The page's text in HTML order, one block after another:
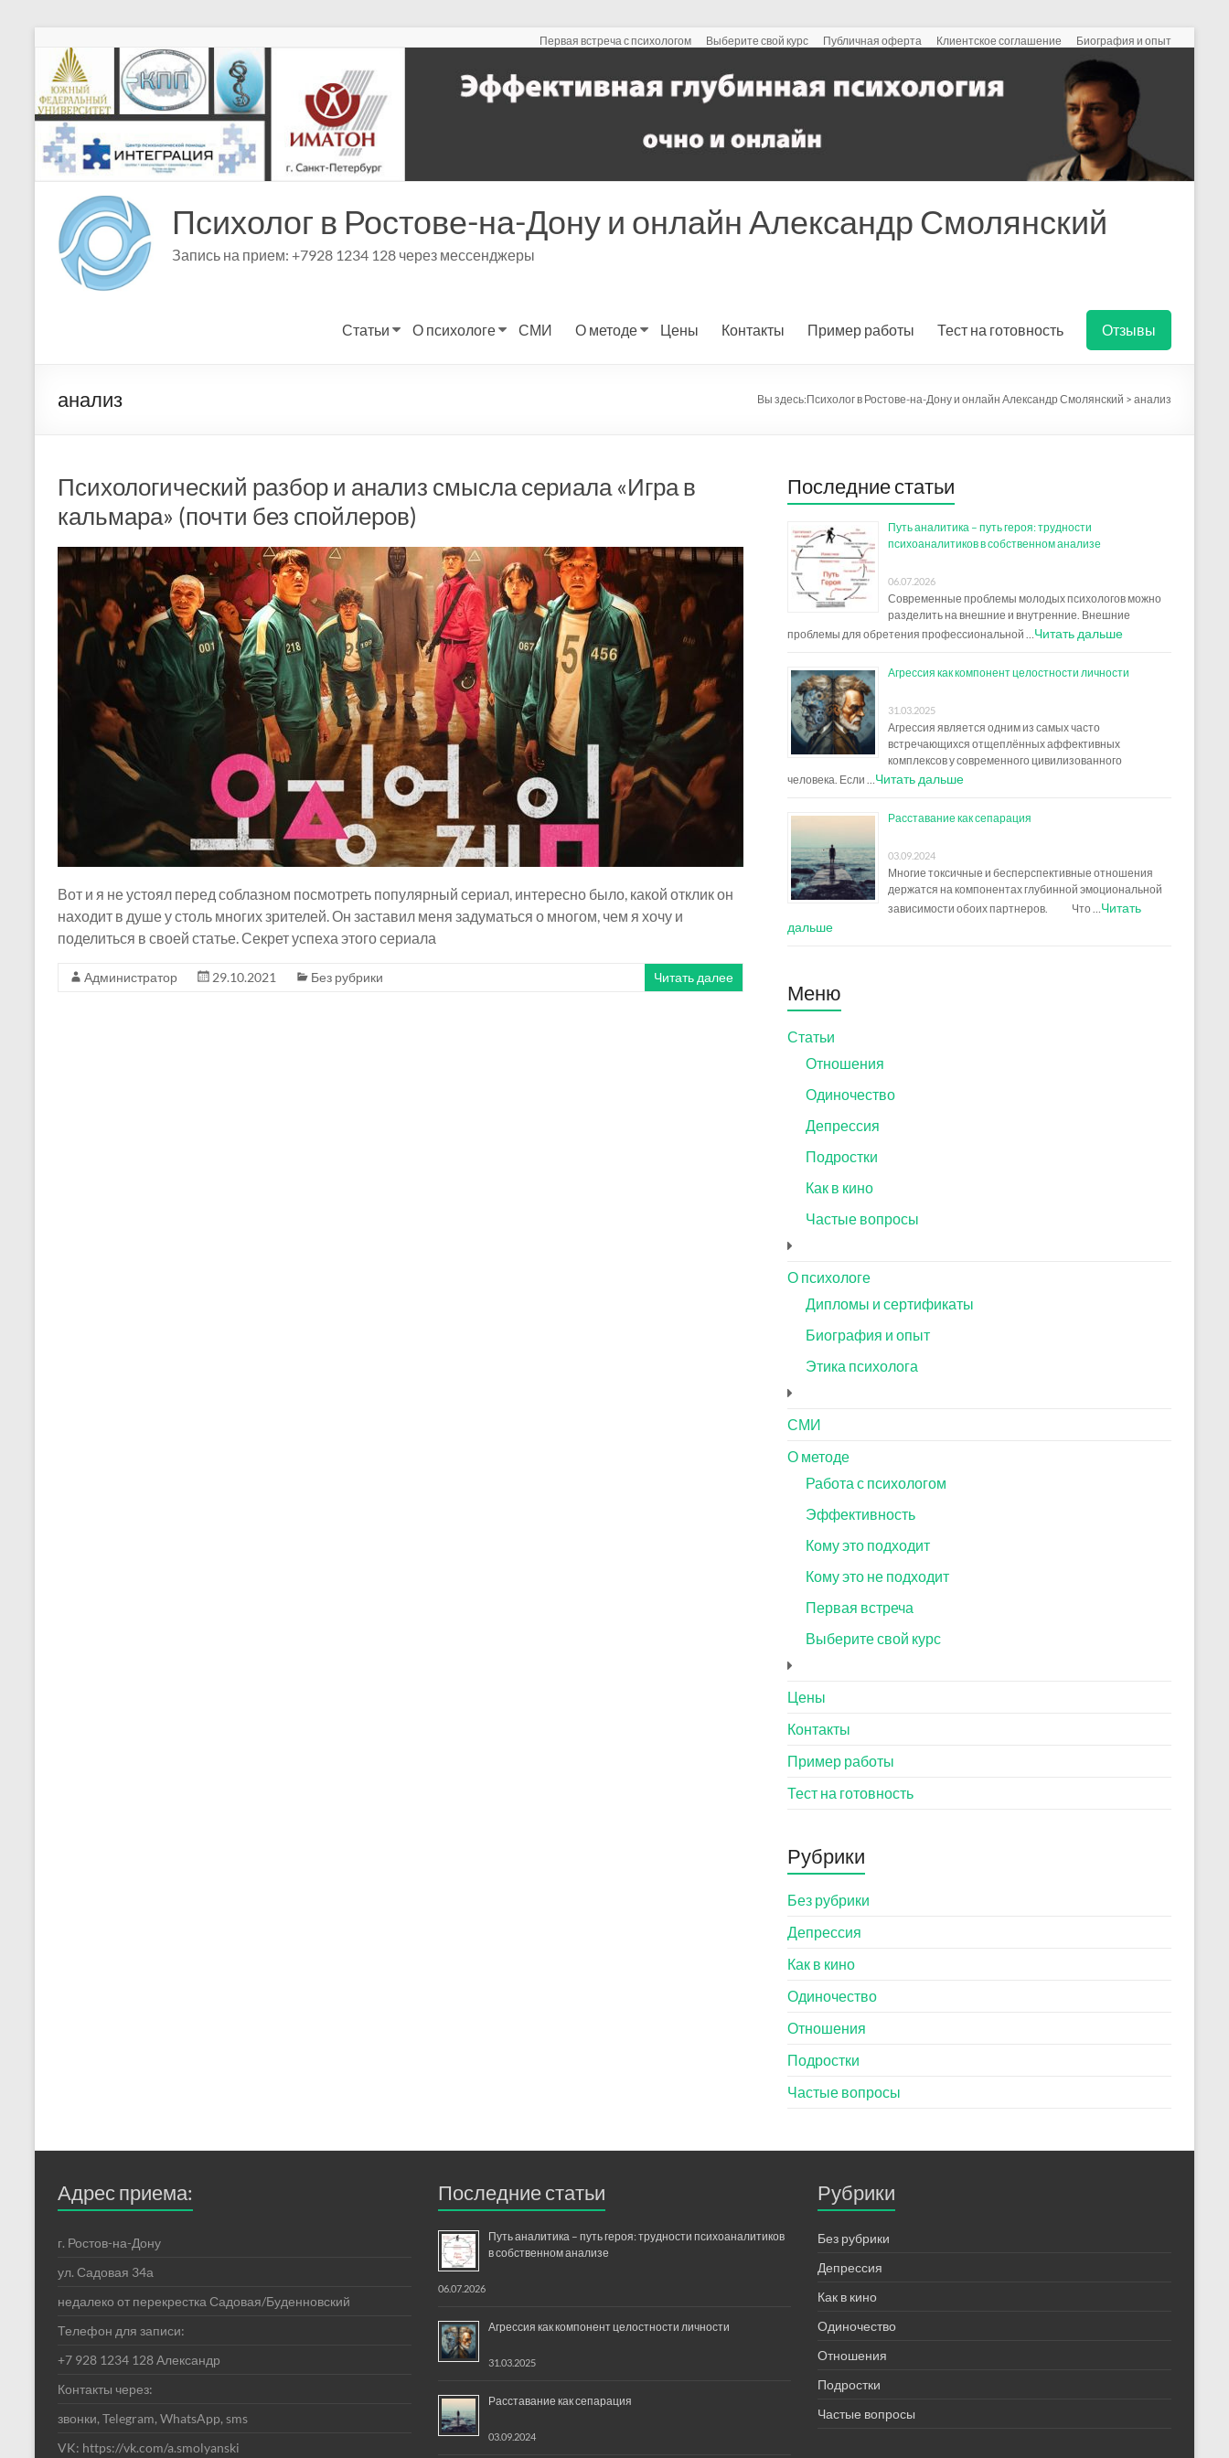
содержимому
Первая встреча с психологом Выберите свой курс Публичная оферта Клиентское соглашение Биография и опыт
Психолог в Ростове-на-Дону и онлайн Александр Смолянский
Запись на прием: +7928 1234 128 через мессенджеры
Статьи О психологе СМИ О методе Цены Контакты Пример работы Тест на готовность Отзывы
анализ Вы здесь:Психолог в Ростове-на-Дону и онлайн Александр Смолянский > анализ
Психологический разбор и анализ смысла сериала «Игра в
кальмара» (почти без спойлеров)
Вот и я не устоял перед соблазном посмотреть популярный сериал, интересно было, какой отклик он
находит в душе у столь многих зрителей. Он заставил меня задуматься о многом, чем я хочу и
поделиться в своей статье. Секрет успеха этого сериала
Администратор 29.10.2021 Без рубрики Читать далее
Последние статьи
Путь аналитика – путь героя: трудности
психоаналитиков в собственном анализе
06.07.2026
Современные проблемы молодых психологов можно
разделить на внешние и внутренние. Внешние
проблемы для обретения профессиональной …Читать дальше
Агрессия как компонент целостности личности
31.03.2025
Агрессия является одним из самых часто
встречающихся отщеплённых аффективных
комплексов у современного цивилизованного
человека. Если …Читать дальше
Расставание как сепарация
03.09.2024
Многие токсичные и бесперспективные отношения
держатся на компонентах глубинной эмоциональной
зависимости обоих партнеров. Что …Читать
дальше
Меню
Статьи
Отношения
Одиночество
Депрессия
Подростки
Как в кино
Частые вопросы
О психологе
Дипломы и сертификаты
Биография и опыт
Этика психолога
СМИ
О методе
Работа с психологом
Эффективность
Кому это подходит
Кому это не подходит
Первая встреча
Выберите свой курс
Цены
Контакты
Пример работы
Тест на готовность
Рубрики
Без рубрики
Депрессия
Как в кино
Одиночество
Отношения
Подростки
Частые вопросы
Адрес приема:
г. Ростов-на-Дону
ул. Садовая 34а
недалеко от перекрестка Садовая/Буденновский
Телефон для записи:
+7 928 1234 128 Александр
Контакты через:
звонки, Telegram, WhatsApp, sms
VK: https://vk.com/a.smolyanski
Последние статьи
Путь аналитика – путь героя: трудности психоаналитиков
в собственном анализе
06.07.2026
Агрессия как компонент целостности личности
31.03.2025
Расставание как сепарация
03.09.2024
Рубрики
Без рубрики
Депрессия
Как в кино
Одиночество
Отношения
Подростки
Частые вопросы